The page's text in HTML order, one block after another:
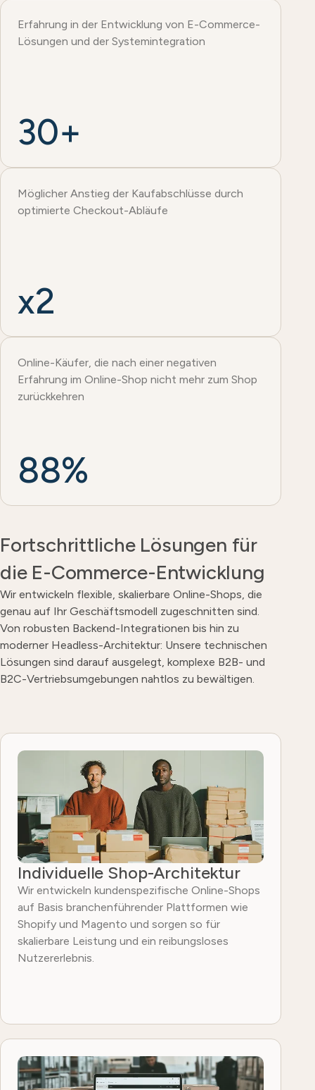
Erfahrung in der Entwicklung von E-Commerce-
Lösungen und der Systemintegration
30+
Möglicher Anstieg der Kaufabschlüsse durch
optimierte Checkout-Abläufe
x2
Online-Käufer, die nach einer negativen
Erfahrung im Online-Shop nicht mehr zum Shop
zurückkehren
88%
Fortschrittliche Lösungen für
die E-Commerce-Entwicklung
Wir entwickeln flexible, skalierbare Online-Shops, die
genau auf Ihr Geschäftsmodell zugeschnitten sind.
Von robusten Backend-Integrationen bis hin zu
moderner Headless-Architektur: Unsere technischen
Lösungen sind darauf ausgelegt, komplexe B2B- und
B2C-Vertriebsumgebungen nahtlos zu bewältigen.
Individuelle Shop-Architektur
Wir entwickeln kundenspezifische Online-Shops
auf Basis branchenführender Plattformen wie
Shopify und Magento und sorgen so für
skalierbare Leistung und ein reibungsloses
Nutzererlebnis.